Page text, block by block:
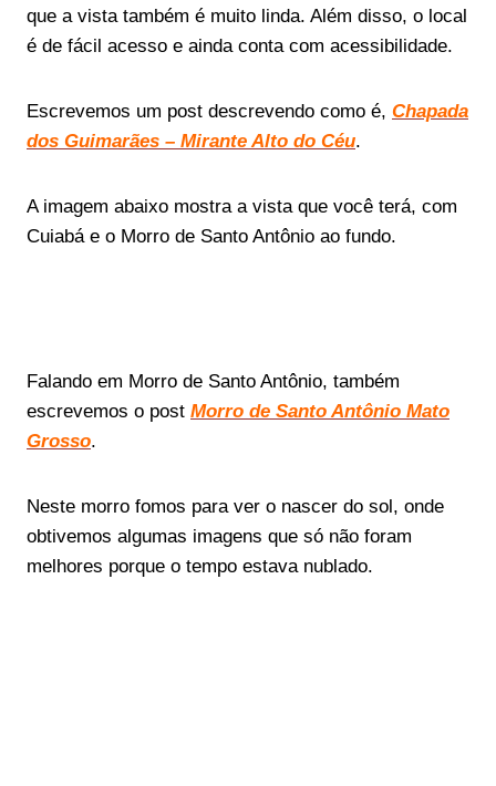
que a vista também é muito linda. Além disso, o local
é de fácil acesso e ainda conta com acessibilidade.
Escrevemos um post descrevendo como é, Chapada
dos Guimarães – Mirante Alto do Céu.
A imagem abaixo mostra a vista que você terá, com
Cuiabá e o Morro de Santo Antônio ao fundo.
Falando em Morro de Santo Antônio, também
escrevemos o post Morro de Santo Antônio Mato
Grosso.
Neste morro fomos para ver o nascer do sol, onde
obtivemos algumas imagens que só não foram
melhores porque o tempo estava nublado.